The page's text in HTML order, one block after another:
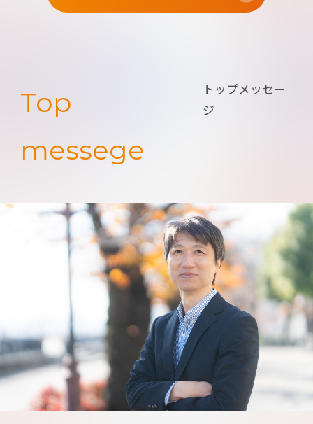
Top
messege
トップメッセー
ジ